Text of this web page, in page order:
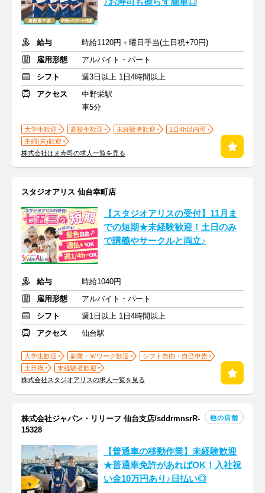
給与
時給1120円＋曜日手当(土日祝+70円)
雇用形態
アルバイト・パート
シフト
週3日以上 1日4時間以上
アクセス
中野栄駅
車5分
大学生歓迎 高校生歓迎 未経験者歓迎
1日4h以内可
主婦(夫)歓迎
株式会社はま寿司の求人一覧を見る
スタジオアリス 仙台幸町店
【スタジオアリスの受付】11月ま
での短期★未経験歓迎！土日のみ
で講義やサークルと両立♪
給与
時給1040円
雇用形態
アルバイト・パート
シフト
週1日以上 1日4時間以上
アクセス
仙台駅
大学生歓迎 副業・Ｗワーク歓迎
シフト自由・自己申告
土日祝
未経験者歓迎
株式会社スタジオアリスの求人一覧を見る
株式会社ジャパン・リリーフ 仙台支店/sddrmnsrR-
15328
他の店舗
【普通車の移動作業】未経験歓迎
★普通車免許があればOK！入社祝
い金10万円あり♪日払い◎